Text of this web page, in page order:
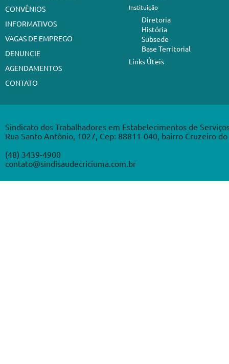
CONVÊNIOS
INFORMATIVOS
VAGAS DE EMPREGO
DENUNCIE
AGENDAMENTOS
CONTATO
Instituição
Diretoria
História
Subsede
Base Territorial
Links Úteis
Sindicato dos Trabalhadores em Estabelecimentos de
Rua Santo Antônio, 1027, Cep: 88811-040, bairro Cruzeiro
(48) 3439-4900
contato@sindisaudecriciuma.com.br